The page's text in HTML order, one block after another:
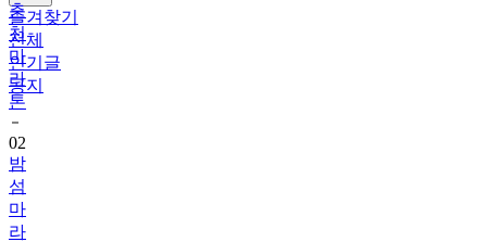
즐겨찾기
전체
인기글
공지
춘
천
마
라
톤
02
밤
섬
마
라